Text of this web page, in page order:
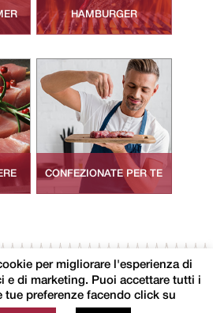
HAMBURGER
CONFEZIONATE PER TE
Seguici
per migliorare l'esperienza di
e di marketing. Puoi accettare tutti i
tue preferenze facendo click su